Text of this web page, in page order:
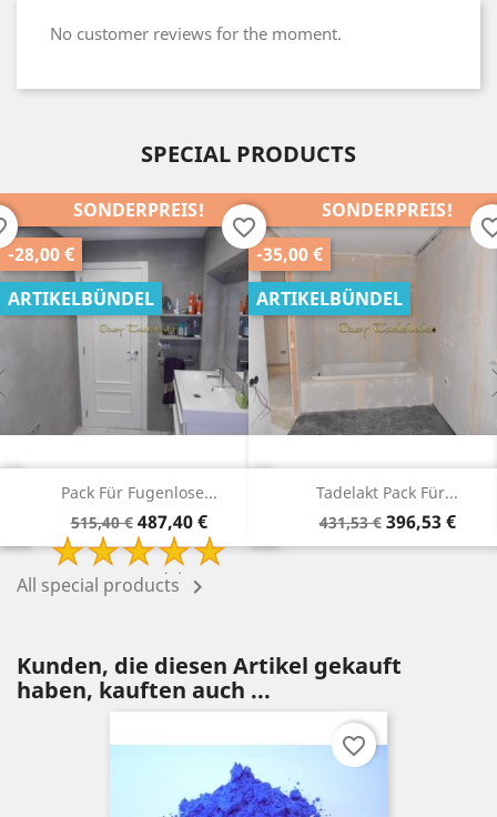
No customer reviews for the moment.
SPECIAL PRODUCTS
Tadelakt Pack Für...
Verkaufspreis
431,53 € Preis
396,53 €
SONDERPREIS!
-35,00 €
ARTIKELBÜNDEL
favorite_border
Tadelakt Pack Für...
Verkaufspreis
340,78 € Preis
315,78 €
SONDERPREIS!
-25,00 €
ARTIKELBÜNDEL
All special products 
Kunden, die diesen Artikel gekauft
haben, kauften auch ...
favorite_border